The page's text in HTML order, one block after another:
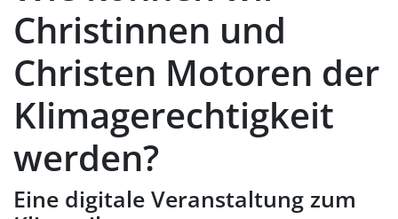
Christinnen und
Christen Motoren der
Klimagerechtigkeit
werden?
Eine digitale Veranstaltung zum